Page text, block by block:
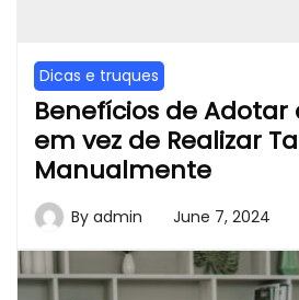
Dicas e truques
Benefícios de Adotar
em vez de Realizar
Manualmente
By admin June 7, 2024